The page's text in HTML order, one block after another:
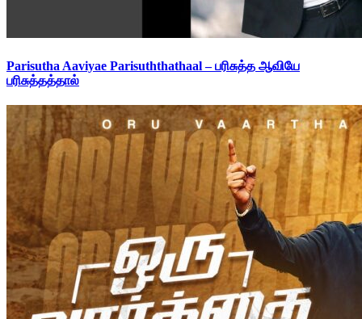
Parisutha Aaviyae Parisuththathaal – பரிசுத்த ஆவியே
பரிசுத்தத்தால்